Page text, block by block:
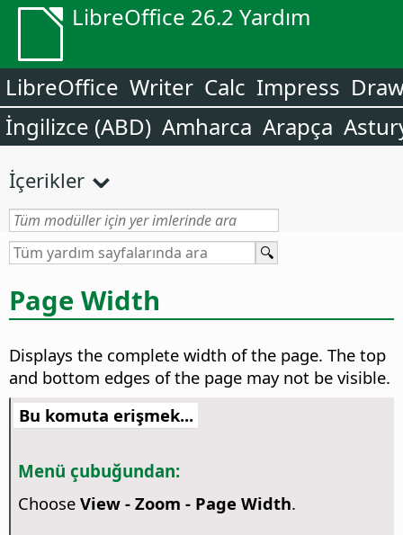
LibreOffice 26.2 Yardım
LibreOffice Writer Calc Impress
İngilizce (ABD) Amharca Arapça
İçerikler
Page Width
Displays the complete width of the page. The top
and bottom edges of the page may not be visible.
Bu komuta erişmek...
Menü çubuğundan:
Choose View - Zoom - Page Width.